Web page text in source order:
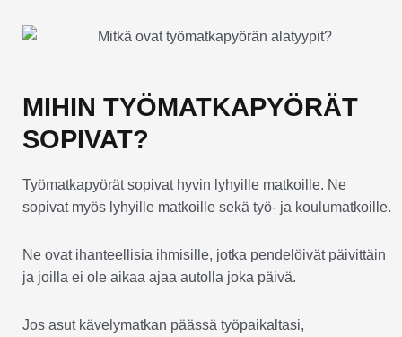
MIHIN TYÖMATKAPYÖRÄT
SOPIVAT?
Työmatkapyörät sopivat hyvin lyhyille matkoille. Ne
sopivat myös lyhyille matkoille sekä työ- ja koulumatkoille.
Ne ovat ihanteellisia ihmisille, jotka pendelöivät päivittäin
ja joilla ei ole aikaa ajaa autolla joka päivä.
Jos asut kävelymatkan päässä työpaikaltasi,